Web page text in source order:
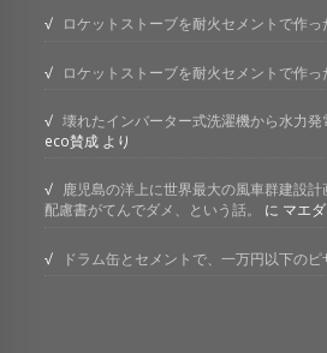
ロケットストーブを耐火セメントで作っ
ロケットストーブを耐火セメントで作っ
壊れたインバーター式洗濯機から水力
eco賛成 より
鹿児島の洋上に世界最大の風車群建設
配慮書がてんでダメ、という話。
に マエ
ドラム缶とセメントで、一万円以下のピ